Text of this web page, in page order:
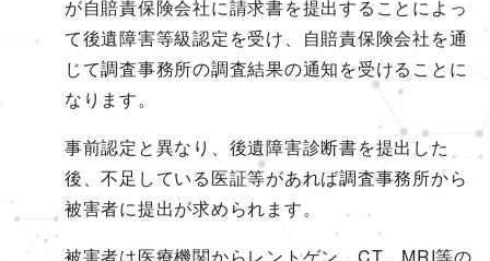
が自賠責保険会社に請求書を提出することによっ
て後遺障害等級認定を受け、自賠責保険会社を通
じて調査事務所の調査結果の通知を受けることに
なります。
事前認定と異なり、後遺障害診断書を提出した
後、不足している医証等があれば調査事務所から
被害者に提出が求められます。
被害者は医療機関からレントゲン、CT、MRI等の